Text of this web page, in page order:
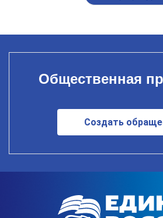
Общественная
Создать